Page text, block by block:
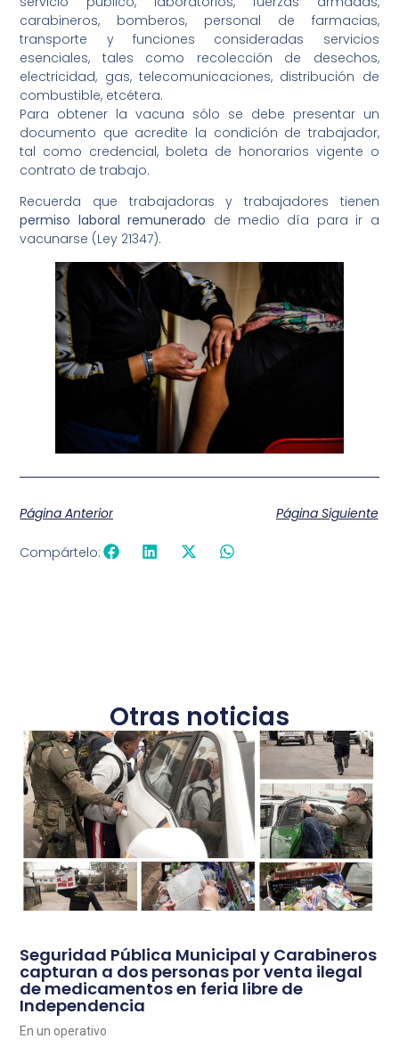
carabineros, bomberos, personal de farmacias,
transporte y funciones consideradas servicios
esenciales, tales como recolección de desechos,
electricidad, gas, telecomunicaciones, distribución de
combustible, etcétera.
Para obtener la vacuna sólo se debe presentar un
documento que acredite la condición de trabajador,
tal como credencial, boleta de honorarios vigente o
contrato de trabajo.
Recuerda que trabajadoras y trabajadores tienen
permiso laboral remunerado de medio día para ir a
vacunarse (Ley 21347).
Página Anterior Página Siguiente
Compártelo:
Otras noticias
Seguridad Pública Municipal y Carabineros
capturan a dos personas por venta ilegal
de medicamentos en feria libre de
Independencia
En un operativo